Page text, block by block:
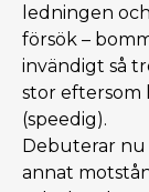
ledningen
försök –
invändigt så
stor eftersom
(speedig).
Debuterar nu
annat